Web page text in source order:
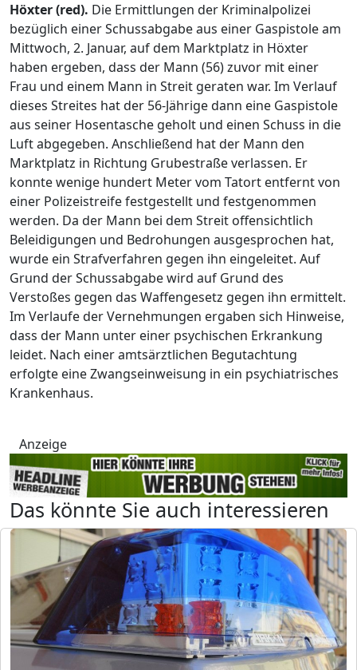
Höxter (red). Die Ermittlungen der Kriminalpolizei
bezüglich einer Schussabgabe aus einer Gaspistole am
Mittwoch, 2. Januar, auf dem Marktplatz in Höxter
haben ergeben, dass der Mann (56) zuvor mit einer
Frau und einem Mann in Streit geraten war. Im Verlauf
dieses Streites hat der 56-Jährige dann eine Gaspistole
aus seiner Hosentasche geholt und einen Schuss in die
Luft abgegeben. Anschließend hat der Mann den
Marktplatz in Richtung Grubestraße verlassen. Er
konnte wenige hundert Meter vom Tatort entfernt von
einer Polizeistreife festgestellt und festgenommen
werden. Da der Mann bei dem Streit offensichtlich
Beleidigungen und Bedrohungen ausgesprochen hat,
wurde ein Strafverfahren gegen ihn eingeleitet. Auf
Grund der Schussabgabe wird auf Grund des
Verstoßes gegen das Waffengesetz gegen ihn ermittelt.
Im Verlaufe der Vernehmungen ergaben sich Hinweise,
dass der Mann unter einer psychischen Erkrankung
leidet. Nach einer amtsärztlichen Begutachtung
erfolgte eine Zwangseinweisung in ein psychiatrisches
Krankenhaus.
Anzeige
Das könnte Sie auch interessieren